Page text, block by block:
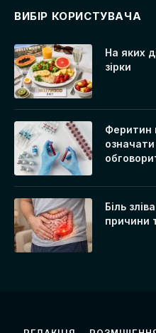
ВИБІР КОРИСТУВАЧА
На яких
зірки
Феритин
Біль
причини